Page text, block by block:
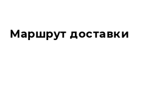
Маршрут доставки